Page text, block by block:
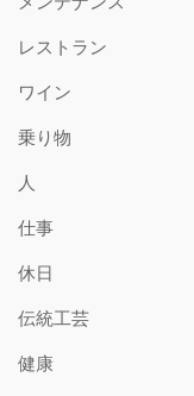
レストラン
ワイン
乗り物
人
仕事
休日
伝統工芸
健康